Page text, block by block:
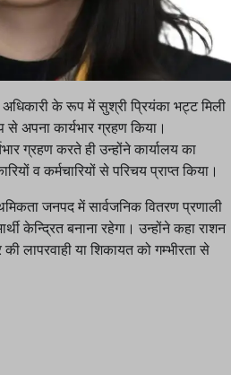
अधिकारी के रूप में सुश्री प्रियंका भट्ट मिली
अपना कार्यभार ग्रहण किया।
ग्रहण करते ही उन्होंने कार्यालय का
व कर्मचारियों से परिचय प्राप्त किया।
जनपद में सार्वजनिक वितरण प्रणाली
केन्द्रित बनाना रहेगा। उन्होंने कहा राशन
लापरवाही या शिकायत को गम्भीरता से